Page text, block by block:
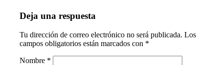
Deja una respuesta
Tu dirección de correo electrónico no será publicada. Los
campos obligatorios están marcados con *
Nombre *